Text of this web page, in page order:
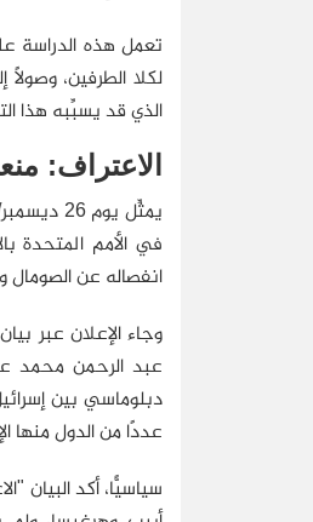
تعمل هذه الدراسة
لكلا الطرفين،
الذي قد يسبِّبه هذا
الاعتراف:
في الأمم المتحدة
انفصاله عن الصومال
وجاء الإعلان عبر
عددًا من الدول منها
سياسيًّا، أكد البيان